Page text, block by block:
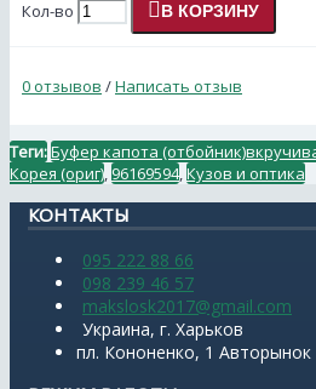
Кол-во В КОРЗИНУ
0 отзывов /Написать отзыв
Теги:Буфер капота
Корея (ориг) 96169594 Кузов и оптика
КОНТАКТЫ
095 222 88 66
098 239 46 57
makslosk2017@gmail.com
Украина, г. Харьков
пл. Кононенко, 1 Авторынок